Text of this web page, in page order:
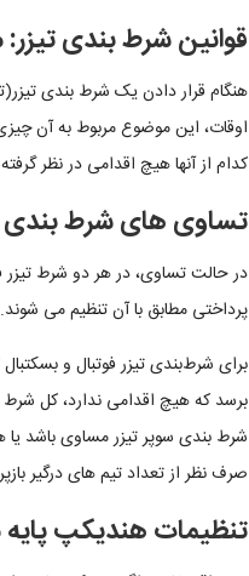
قوانین شرط بندی تیزر:
هنگام قرار دادن یک شرط بندی
اوقات، این موضوع مربوط به آن
کدام از آنها هیچ اقدامی در نظر
تساوی های شرط بندی
در حالت تساوی، در هر دو شرط تیزر
پرداختی مطابق با آن تنظیم می
برای شرط‌بندی تیزر فوتبال و
برسد که هیچ اقدامی ندارد، کل شرط
شرط بندی سوپر تیزر مساوی باشد
صرف نظر از تعداد تیم های درگیر
تنظیمات هندیکپ